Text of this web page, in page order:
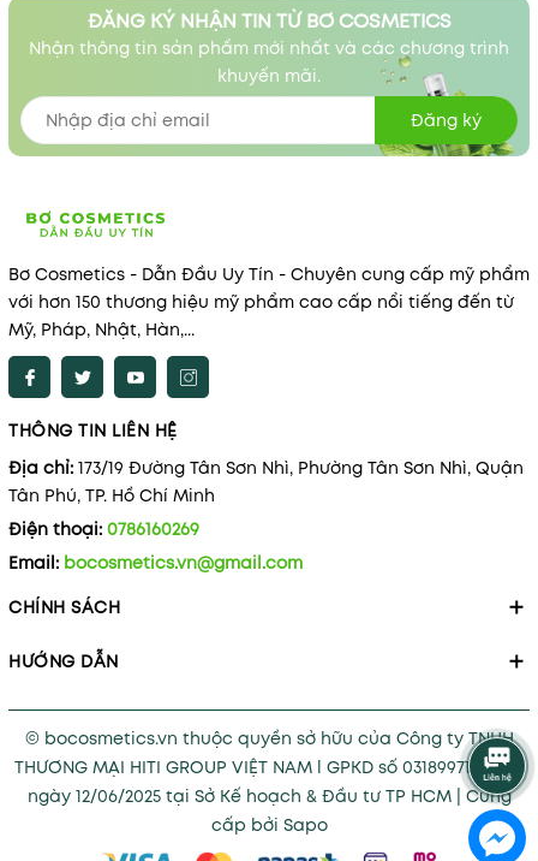
ĐĂNG KÝ NHẬN TIN TỪ BƠ COSMETICS
Nhận thông tin sản phẩm mới nhất và các chương trình
khuyến mãi.
Đăng ký
Bơ Cosmetics - Dẫn Đầu Uy Tín - Chuyên cung cấp mỹ phẩm
với hơn 150 thương hiệu mỹ phẩm cao cấp nổi tiếng đến từ
Mỹ, Pháp, Nhật, Hàn,...
THÔNG TIN LIÊN HỆ
Địa chỉ: 173/19 Đường Tân Sơn Nhì, Phường Tân Sơn Nhì, Quận
Tân Phú, TP. Hồ Chí Minh
Điện thoại: 0786160269
Email: bocosmetics.vn@gmail.com
CHÍNH SÁCH
HƯỚNG DẪN
© bocosmetics.vn thuộc quyền sở hữu của Công ty TNHH
THƯƠNG MẠI HITI GROUP VIỆT NAM l GPKD số 0318997121 cấp
ngày 12/06/2025 tại Sở Kế hoạch & Đầu tư TP HCM Cung
cấp bởi Sapo